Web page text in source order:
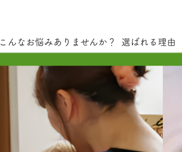
こんなお悩みありませんか？ 選ばれる理由